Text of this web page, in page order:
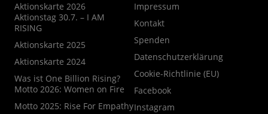
Aktionskarte 2026
Aktionstag 30.7. – I AM
RISING
Aktionskarte 2025
Aktionskarte 2024
Was ist One Billion Rising?
Motto 2026: Women on Fire
Motto 2025: Rise For Empathy
Impressum
Kontakt
Spenden
Datenschutzerklärung
Cookie-Richtlinie (EU)
Facebook
Instagram